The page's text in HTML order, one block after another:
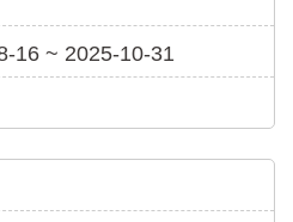
16 ~ 2025-10-31